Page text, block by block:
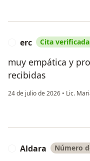
erc Cita verificada
muy empática y
recibidas
24 de julio de 2026 • Lic.
Aldara Número